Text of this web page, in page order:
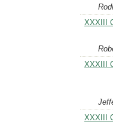
XXXIII
XXXIII
XXXIII